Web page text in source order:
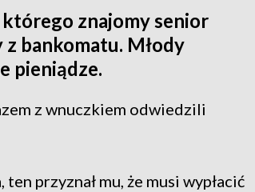
znajomy senior
z bankomatu. Młody
pieniądze.
z wnuczkiem odwiedzili
przyznał mu, że musi wypłacić